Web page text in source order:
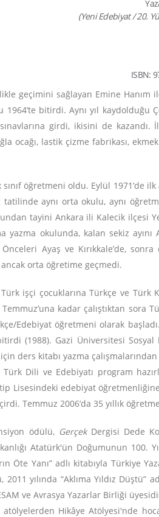
(Yeni Edebiyat / 20.
ISBN:
geçimini sağlayan Emine
1964’te bitirdi. Aynı yıl
girdi, ikisini de
ocağı, lastik çizme fabrikası,
öğretmeni oldu. Eylül 1971’de
aynı orta okulu, aynı
tayini Ankara ili Kalecik ilçesi
yazma okulunda, kalan sekiz
Ayaş ve Kırıkkale’de,
orta öğretime geçmedi.
Türk işçi çocuklarına Türkçe ve
kadar çalıştıktan sora
Edebiyat öğretmeni olarak
(1988). Gazi Üniversitesi
ders kitabı yazma
Dili ve Edebiyatı program
Lisesindeki edebiyat
Temmuz 2006’da 35 yıllık
ödülü, GerçekDergisi Dede
Atatürk'ün Doğumunun 100.
Öte Yanı” adlı kitabıyla Türkiye
yılında “Aklıma Yıldız Düştü”
ve Avrasya Yazarlar Birliği
Hikâye Atölyesi'nde